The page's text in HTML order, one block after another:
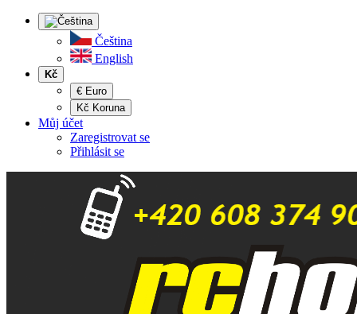
Čeština
English
Kč
€ Euro
Kč Koruna
Můj účet
Zaregistrovat se
Přihlásit se